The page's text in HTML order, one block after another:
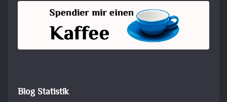
Blog Statistik